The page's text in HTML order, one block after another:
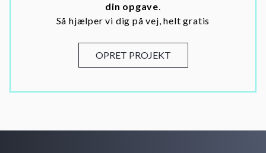
din opgave.
Så hjælper vi dig på vej, helt gratis
OPRET PROJEKT